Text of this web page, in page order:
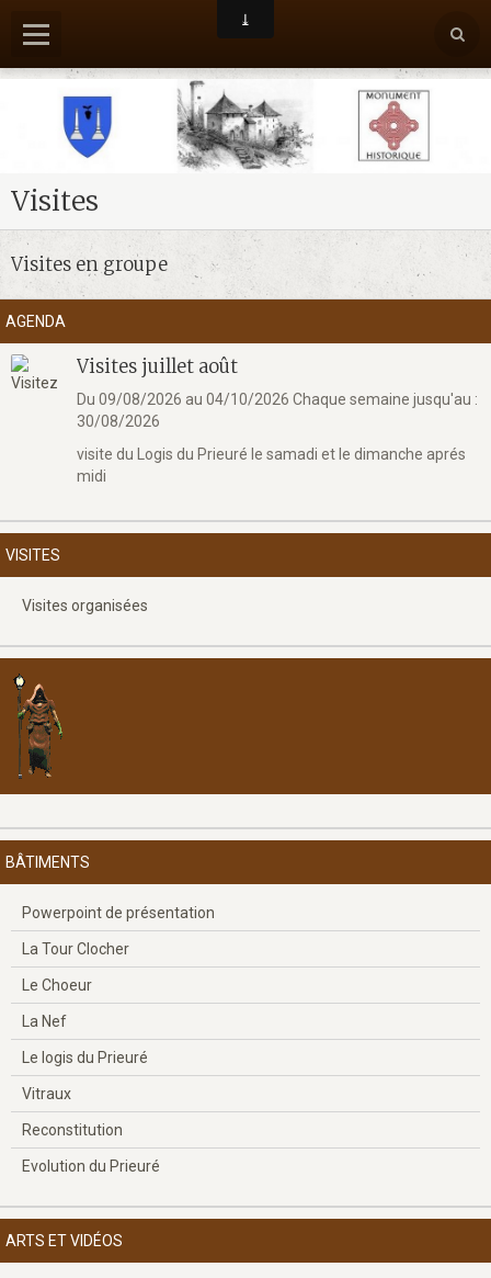
Accueil
Qui sommes nous ?
Contact
Album Photos
Forum Blog
Visites
Visites en groupe
AGENDA
Visites juillet août
Du 09/08/2026 au 04/10/2026 Chaque semaine jusqu'au :
30/08/2026
visite du Logis du Prieuré le samadi et le dimanche aprés
midi
VISITES
Visites organisées
BÂTIMENTS
Powerpoint de présentation
La Tour Clocher
Le Choeur
La Nef
Le logis du Prieuré
Vitraux
Reconstitution
Evolution du Prieuré
ARTS ET VIDÉOS